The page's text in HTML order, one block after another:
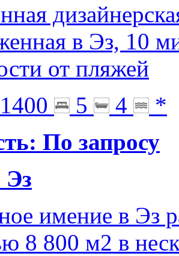
в Эз, 10
от пляжей
1400 5 4
*
По запросу
Эз
имение в Эз
8 800 м2 в